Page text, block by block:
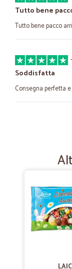
Tutto bene
Tutto bene pacco
Soddisfatta
Consegna perfetta
Complimenti
Ho mandato varie
molto l'imballaggio